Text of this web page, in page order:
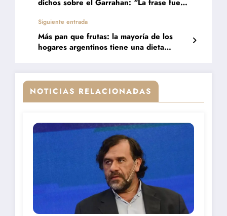
dichos sobre el Garrahan: “La frase fue
Siguiente entrada
Más pan que frutas: la mayoría de los
hogares argentinos tiene una dieta
NOTICIAS RELACIONADAS